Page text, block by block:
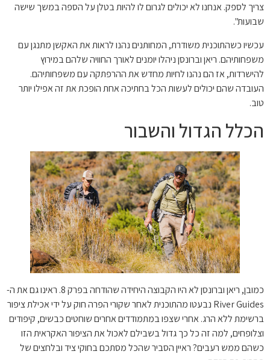
צריך לספק. אנחנו לא יכולים לגרום לו להיות בטלן על הספה במשך שישה
שבועות".
עכשיו כשהתוכנית משודרת, המחותנים נהנו לראות את האקשן מתנגן עם
משפחותיהם. ריאן וברונסן ניהלו יומנים לאורך החוויה שלהם במירוץ
להישרדות, אז הם נהנו לחיות מחדש את ההרפתקה עם משפחותיהם.
העובדה שהם יכולים לעשות הכל בחתיכה אחת הופכת את זה אפילו יותר
טוב.
הכלל הגדול והשבור
כמובן, ריאן וברונסן לא היו הקבוצה היחידה שהודחה בפרק 8. ראינו גם את ה-
River Guides נבעטו מהתוכנית לאחר שקורי הפרה חוק על ידי אכילת ציפור
ברשימת ללא הרג. אחרי שצפו במתמודדים אחרים שוחטים כבשים, קיפודים
וצלופחים, למה זה כל כך גדול בשבילם לאכול את הציפור האקראית הזו
כשהם ממש רעבים? ראיין הסביר שהכל מסתכם בחוקי ציד ובלחצים של